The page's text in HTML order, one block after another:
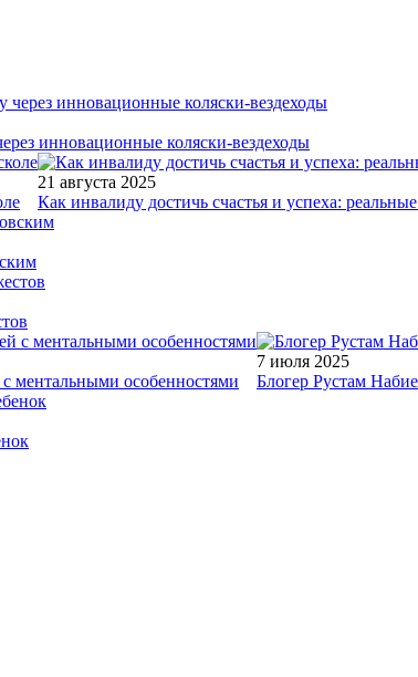
инновационные коляски-вездеходы
21 августа 2025
Как инвалиду достичь счастья и успеха:
ментальными особенностями
7 июля 2025
Блогер Рустам